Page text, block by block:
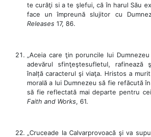
te curăţi si a te şlefui, că în harul Său
face un împreună slujitor cu
Releases 17, 86.
„Aceia care ţin poruncile lui
adevărul sfinţeştesufletul, rafinează
înalță caracterul şi viaţa. Hristos a
morală a lui Dumnezeu să fie refăcută
să fie reflectată mai departe pentru
Faith and Works, 61.
„Cruceade la Calvarprovoacă şi va